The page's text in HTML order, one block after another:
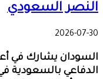
النصر السعودي
2026-07-30
السودان يشارك في
الدفاعي بالسعودية